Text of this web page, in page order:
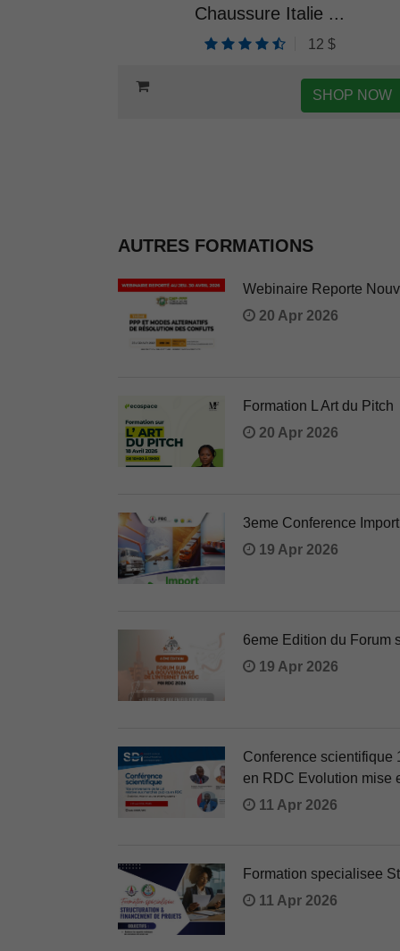
Chaussure Italie ...
12 $
SHOP NOW
AUTRES FORMATIONS
Webinaire Reporte
20 Apr 2026
Formation L Art du Pitch
20 Apr 2026
3eme Conference
19 Apr 2026
6eme Edition du Forum
19 Apr 2026
Conference scientifique
en RDC Evolution mise
11 Apr 2026
Formation specialisee
11 Apr 2026